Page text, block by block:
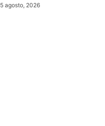
5 agosto, 2026